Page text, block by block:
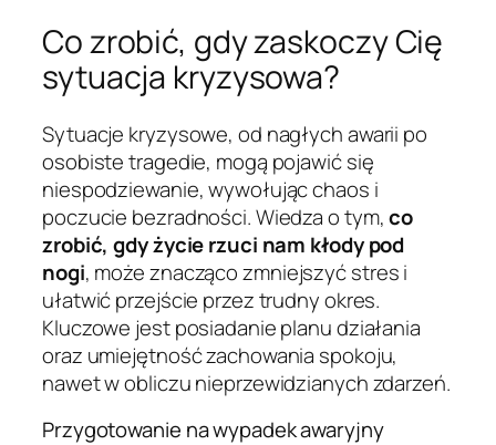
Co zrobić, gdy zaskoczy Cię
sytuacja kryzysowa?
Sytuacje kryzysowe, od nagłych awarii po
osobiste tragedie, mogą pojawić się
niespodziewanie, wywołując chaos i
poczucie bezradności. Wiedza o tym,co
zrobić, gdy życie rzuci nam kłody pod
nogi, może znacząco zmniejszyć stres i
ułatwić przejście przez trudny okres.
Kluczowe jest posiadanie planu działania
oraz umiejętność zachowania spokoju,
nawet w obliczu nieprzewidzianych zdarzeń.
Przygotowanie na wypadek awaryjny